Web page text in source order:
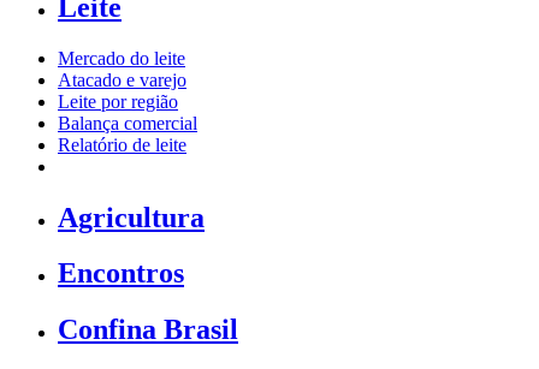
Leite
Mercado do leite
Atacado e varejo
Leite por região
Balança comercial
Relatório de leite
Agricultura
Encontros
Confina Brasil